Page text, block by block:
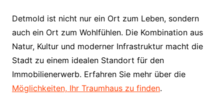
Detmold ist nicht nur ein Ort zum Leben, sondern
auch ein Ort zum Wohlfühlen. Die Kombination aus
Natur, Kultur und moderner Infrastruktur macht die
Stadt zu einem idealen Standort für den
Immobilienerwerb. Erfahren Sie mehr über die
Möglichkeiten, Ihr Traumhaus zu finden.